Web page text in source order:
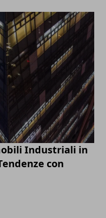
Industriali in
con